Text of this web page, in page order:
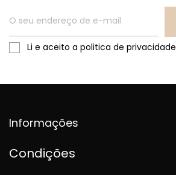
Li e aceito a politica de privacidade
Informações
Condições